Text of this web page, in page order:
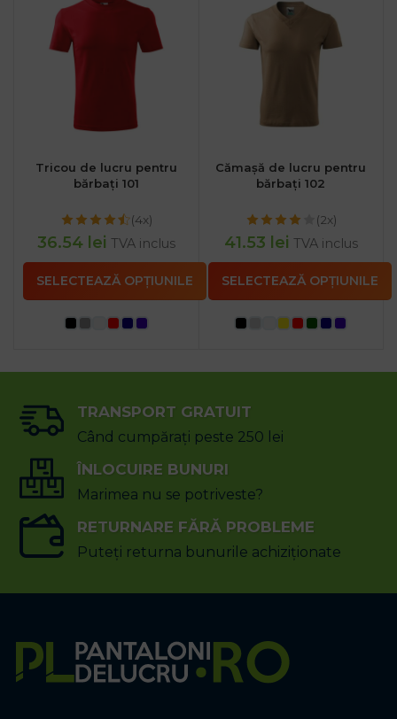
Tricou de lucru pentru
bărbați 101
(4x)
36.54 lei TVA inclus
SELECTEAZĂ OPȚIUNILE
Cămașă de lucru pentru
bărbați 102
(2x)
41.53 lei TVA inclus
SELECTEAZĂ OPȚIUNILE
TRANSPORT GRATUIT
Când cumpărați peste 250 lei
ÎNLOCUIRE BUNURI
Marimea nu se potriveste?
RETURNARE FĂRĂ PROBLEME
Puteți returna bunurile achiziționate